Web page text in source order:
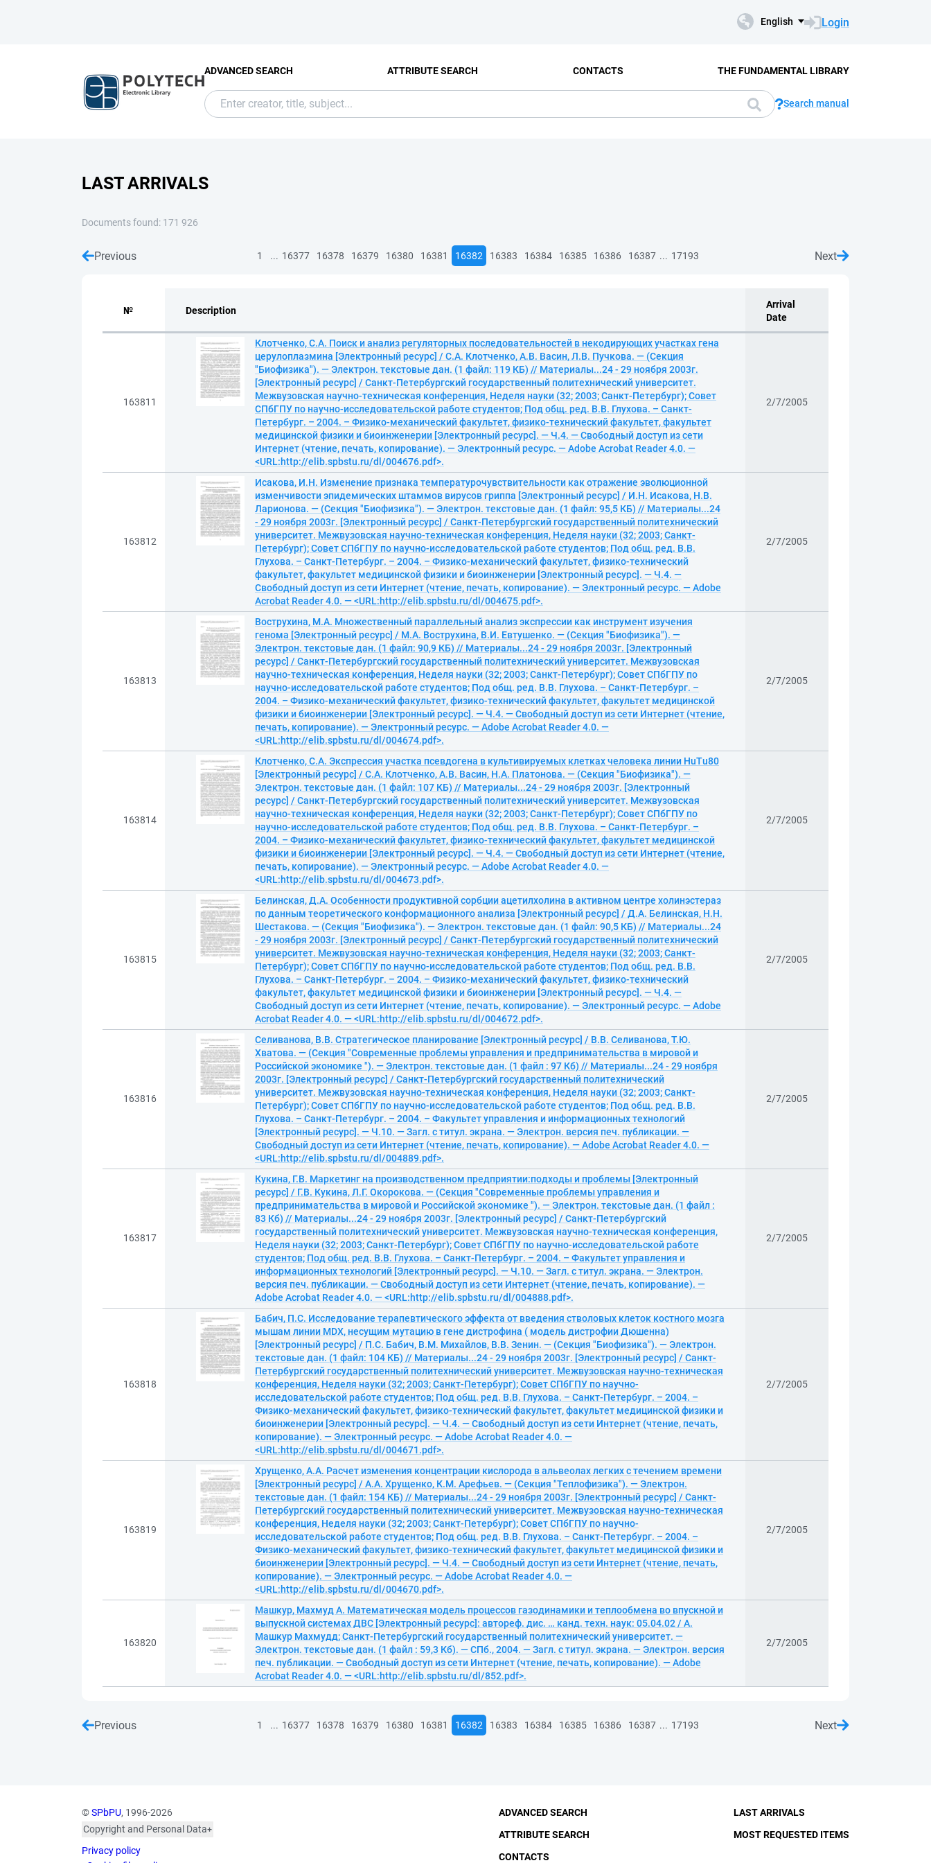
English Login
ADVANCED SEARCH ATTRIBUTE SEARCH CONTACTS THE FUNDAMENTAL LIBRARY
Search manual
LAST ARRIVALS
Documents found: 171 926
Previous 1 ... 16377 16378 16379 16380 16381 16382 16383 16384 16385 16386 16387 ... 17193 Next
№ Description
Arrival
Date
163811
Клотченко, С.А. Поиск и анализ регуляторных последовательностей в некодирующих участках гена
церулоплазмина [Электронный ресурс] / С.А. Клотченко, А.В. Васин, Л.В. Пучкова. — (Секция
"Биофизика"). — Электрон. текстовые дан. (1 файл: 119 КБ) // Материалы...24 - 29 ноября 2003г.
[Электронный ресурс] / Санкт-Петербургский государственный политехнический университет.
Межвузовская научно-техническая конференция, Неделя науки (32; 2003; Санкт-Петербург); Совет
СПбГПУ по научно-исследовательской работе студентов; Под общ. ред. В.В. Глухова. – Санкт-
Петербург. – 2004. – Физико-механический факультет, физико-технический факультет, факультет
медицинской физики и биоинженерии [Электронный ресурс]. — Ч.4. — Свободный доступ из сети
Интернет (чтение, печать, копирование). — Электронный ресурс. — Adobe Acrobat Reader 4.0. —
<URL:http://elib.spbstu.ru/dl/004676.pdf>.
2/7/2005
163812
Исакова, И.Н. Изменение признака температурочувствительности как отражение эволюционной
изменчивости эпидемических штаммов вирусов гриппа [Электронный ресурс] / И.Н. Исакова, Н.В.
Ларионова. — (Секция "Биофизика"). — Электрон. текстовые дан. (1 файл: 95,5 КБ) // Материалы...24
- 29 ноября 2003г. [Электронный ресурс] / Санкт-Петербургский государственный политехнический
университет. Межвузовская научно-техническая конференция, Неделя науки (32; 2003; Санкт-
Петербург); Совет СПбГПУ по научно-исследовательской работе студентов; Под общ. ред. В.В.
Глухова. – Санкт-Петербург. – 2004. – Физико-механический факультет, физико-технический
факультет, факультет медицинской физики и биоинженерии [Электронный ресурс]. — Ч.4. —
Свободный доступ из сети Интернет (чтение, печать, копирование). — Электронный ресурс. — Adobe
Acrobat Reader 4.0. — <URL:http://elib.spbstu.ru/dl/004675.pdf>.
2/7/2005
163813
Вострухина, М.А. Множественный параллельный анализ экспрессии как инструмент изучения
генома [Электронный ресурс] / М.А. Вострухина, В.И. Евтушенко. — (Секция "Биофизика"). —
Электрон. текстовые дан. (1 файл: 90,9 КБ) // Материалы...24 - 29 ноября 2003г. [Электронный
ресурс] / Санкт-Петербургский государственный политехнический университет. Межвузовская
научно-техническая конференция, Неделя науки (32; 2003; Санкт-Петербург); Совет СПбГПУ по
научно-исследовательской работе студентов; Под общ. ред. В.В. Глухова. – Санкт-Петербург. –
2004. – Физико-механический факультет, физико-технический факультет, факультет медицинской
физики и биоинженерии [Электронный ресурс]. — Ч.4. — Свободный доступ из сети Интернет (чтение,
печать, копирование). — Электронный ресурс. — Adobe Acrobat Reader 4.0. —
<URL:http://elib.spbstu.ru/dl/004674.pdf>.
2/7/2005
163814
Клотченко, С.А. Экспрессия участка псевдогена в культивируемых клетках человека линии HuTu80
[Электронный ресурс] / С.А. Клотченко, А.В. Васин, Н.А. Платонова. — (Секция "Биофизика"). —
Электрон. текстовые дан. (1 файл: 107 КБ) // Материалы...24 - 29 ноября 2003г. [Электронный
ресурс] / Санкт-Петербургский государственный политехнический университет. Межвузовская
научно-техническая конференция, Неделя науки (32; 2003; Санкт-Петербург); Совет СПбГПУ по
научно-исследовательской работе студентов; Под общ. ред. В.В. Глухова. – Санкт-Петербург. –
2004. – Физико-механический факультет, физико-технический факультет, факультет медицинской
физики и биоинженерии [Электронный ресурс]. — Ч.4. — Свободный доступ из сети Интернет (чтение,
печать, копирование). — Электронный ресурс. — Adobe Acrobat Reader 4.0. —
<URL:http://elib.spbstu.ru/dl/004673.pdf>.
2/7/2005
163815
Белинская, Д.А. Особенности продуктивной сорбции ацетилхолина в активном центре холинэстераз
по данным теоретического конформационного анализа [Электронный ресурс] / Д.А. Белинская, Н.Н.
Шестакова. — (Секция "Биофизика"). — Электрон. текстовые дан. (1 файл: 90,5 КБ) // Материалы...24
- 29 ноября 2003г. [Электронный ресурс] / Санкт-Петербургский государственный политехнический
университет. Межвузовская научно-техническая конференция, Неделя науки (32; 2003; Санкт-
Петербург); Совет СПбГПУ по научно-исследовательской работе студентов; Под общ. ред. В.В.
Глухова. – Санкт-Петербург. – 2004. – Физико-механический факультет, физико-технический
факультет, факультет медицинской физики и биоинженерии [Электронный ресурс]. — Ч.4. —
Свободный доступ из сети Интернет (чтение, печать, копирование). — Электронный ресурс. — Adobe
Acrobat Reader 4.0. — <URL:http://elib.spbstu.ru/dl/004672.pdf>.
2/7/2005
163816
Селиванова, В.В. Стратегическое планирование [Электронный ресурс] / В.В. Селиванова, Т.Ю.
Хватова. — (Секция "Современные проблемы управления и предпринимательства в мировой и
Российской экономике "). — Электрон. текстовые дан. (1 файл : 97 Кб) // Материалы...24 - 29 ноября
2003г. [Электронный ресурс] / Санкт-Петербургский государственный политехнический
университет. Межвузовская научно-техническая конференция, Неделя науки (32; 2003; Санкт-
Петербург); Совет СПбГПУ по научно-исследовательской работе студентов; Под общ. ред. В.В.
Глухова. – Санкт-Петербург. – 2004. – Факультет управления и информационных технологий
[Электронный ресурс]. — Ч.10. — Загл. с титул. экрана. — Электрон. версия печ. публикации. —
Свободный доступ из сети Интернет (чтение, печать, копирование). — Adobe Acrobat Reader 4.0. —
<URL:http://elib.spbstu.ru/dl/004889.pdf>.
2/7/2005
163817
Кукина, Г.В. Маркетинг на производственном предприятии:подходы и проблемы [Электронный
ресурс] / Г.В. Кукина, Л.Г. Окорокова. — (Секция "Современные проблемы управления и
предпринимательства в мировой и Российской экономике "). — Электрон. текстовые дан. (1 файл :
83 Кб) // Материалы...24 - 29 ноября 2003г. [Электронный ресурс] / Санкт-Петербургский
государственный политехнический университет. Межвузовская научно-техническая конференция,
Неделя науки (32; 2003; Санкт-Петербург); Совет СПбГПУ по научно-исследовательской работе
студентов; Под общ. ред. В.В. Глухова. – Санкт-Петербург. – 2004. – Факультет управления и
информационных технологий [Электронный ресурс]. — Ч.10. — Загл. с титул. экрана. — Электрон.
версия печ. публикации. — Свободный доступ из сети Интернет (чтение, печать, копирование). —
Adobe Acrobat Reader 4.0. — <URL:http://elib.spbstu.ru/dl/004888.pdf>.
2/7/2005
163818
Бабич, П.С. Исследование терапевтического эффекта от введения стволовых клеток костного мозга
мышам линии MDX, несущим мутацию в гене дистрофина ( модель дистрофии Дюшенна)
[Электронный ресурс] / П.С. Бабич, В.М. Михайлов, В.В. Зенин. — (Секция "Биофизика"). — Электрон.
текстовые дан. (1 файл: 104 КБ) // Материалы...24 - 29 ноября 2003г. [Электронный ресурс] / Санкт-
Петербургский государственный политехнический университет. Межвузовская научно-техническая
конференция, Неделя науки (32; 2003; Санкт-Петербург); Совет СПбГПУ по научно-
исследовательской работе студентов; Под общ. ред. В.В. Глухова. – Санкт-Петербург. – 2004. –
Физико-механический факультет, физико-технический факультет, факультет медицинской физики и
биоинженерии [Электронный ресурс]. — Ч.4. — Свободный доступ из сети Интернет (чтение, печать,
копирование). — Электронный ресурс. — Adobe Acrobat Reader 4.0. —
<URL:http://elib.spbstu.ru/dl/004671.pdf>.
2/7/2005
163819
Хрущенко, А.А. Расчет изменения концентрации кислорода в альвеолах легких с течением времени
[Электронный ресурс] / А.А. Хрущенко, К.М. Арефьев. — (Секция "Теплофизика"). — Электрон.
текстовые дан. (1 файл: 154 КБ) // Материалы...24 - 29 ноября 2003г. [Электронный ресурс] / Санкт-
Петербургский государственный политехнический университет. Межвузовская научно-техническая
конференция, Неделя науки (32; 2003; Санкт-Петербург); Совет СПбГПУ по научно-
исследовательской работе студентов; Под общ. ред. В.В. Глухова. – Санкт-Петербург. – 2004. –
Физико-механический факультет, физико-технический факультет, факультет медицинской физики и
биоинженерии [Электронный ресурс]. — Ч.4. — Свободный доступ из сети Интернет (чтение, печать,
копирование). — Электронный ресурс. — Adobe Acrobat Reader 4.0. —
<URL:http://elib.spbstu.ru/dl/004670.pdf>.
2/7/2005
163820
Машкур, Махмуд А. Математическая модель процессов газодинамики и теплообмена во впускной и
выпускной системах ДВС [Электронный ресурс]: автореф. дис. … канд. техн. наук: 05.04.02 / А.
Машкур Махмудд; Санкт-Петербургский государственный политехнический университет. —
Электрон. текстовые дан. (1 файл : 59,3 Кб). — СПб., 2004. — Загл. с титул. экрана. — Электрон. версия
печ. публикации. — Свободный доступ из сети Интернет (чтение, печать, копирование). — Adobe
Acrobat Reader 4.0. — <URL:http://elib.spbstu.ru/dl/852.pdf>.
2/7/2005
Previous 1 ... 16377 16378 16379 16380 16381 16382 16383 16384 16385 16386 16387 ... 17193 Next
©SPbPU, 1996-2026
Copyright and Personal Data
published with the
Privacy policy
ADVANCED SEARCH
ATTRIBUTE SEARCH
CONTACTS
LAST ARRIVALS
MOST REQUESTED ITEMS